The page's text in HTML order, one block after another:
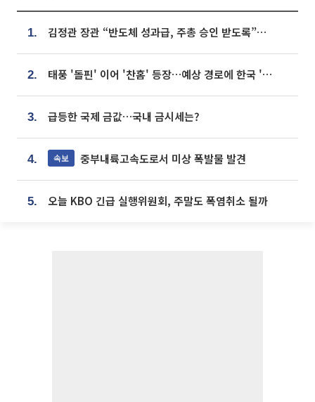
1. 김정관 장관 “반도체 성과급, 주총 승인 받도록”…상법·자본시장법 개정 시사
2. 태풍 '돌핀' 이어 '찬홈' 등장…예상 경로에 한국 '한숨'
3. 급등한 국제 금값…국내 금시세는?
4. 속보 중부내륙고속도로서 미상 폭발물 발견
5. 오늘 KBO 긴급 실행위원회, 주말도 폭염취소 될까